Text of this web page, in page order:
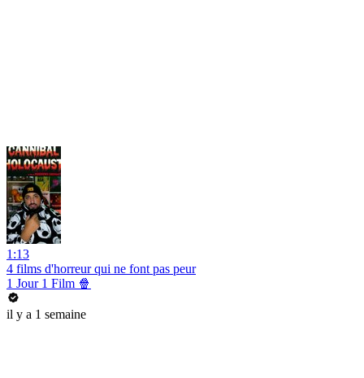
1:13
4 films d'horreur qui ne font pas peur
1 Jour 1 Film 🍿
il y a 1 semaine